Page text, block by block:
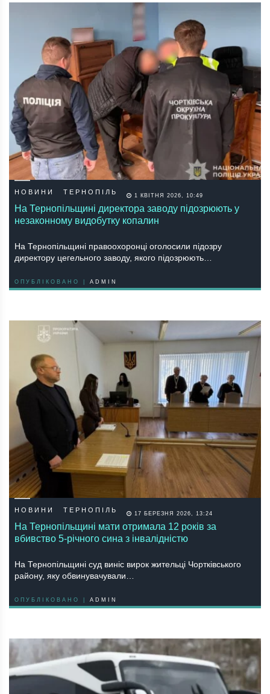
НОВИНИ ТЕРНОПІЛЬ 1 КВІТНЯ 2026, 10:49
На Тернопільщині директора заводу підозрюють у
незаконному видобутку копалин
На Тернопільщині правоохоронці оголосили підозру
директору цегельного заводу, якого підозрюють…
ОПУБЛІКОВАНО | ADMIN
НОВИНИ ТЕРНОПІЛЬ 17 БЕРЕЗНЯ 2026, 13:24
На Тернопільщині мати отримала 12 років за
вбивство 5-річного сина з інвалідністю
На Тернопільщині суд виніс вирок жительці Чортківського
району, яку обвинувачували…
ОПУБЛІКОВАНО | ADMIN